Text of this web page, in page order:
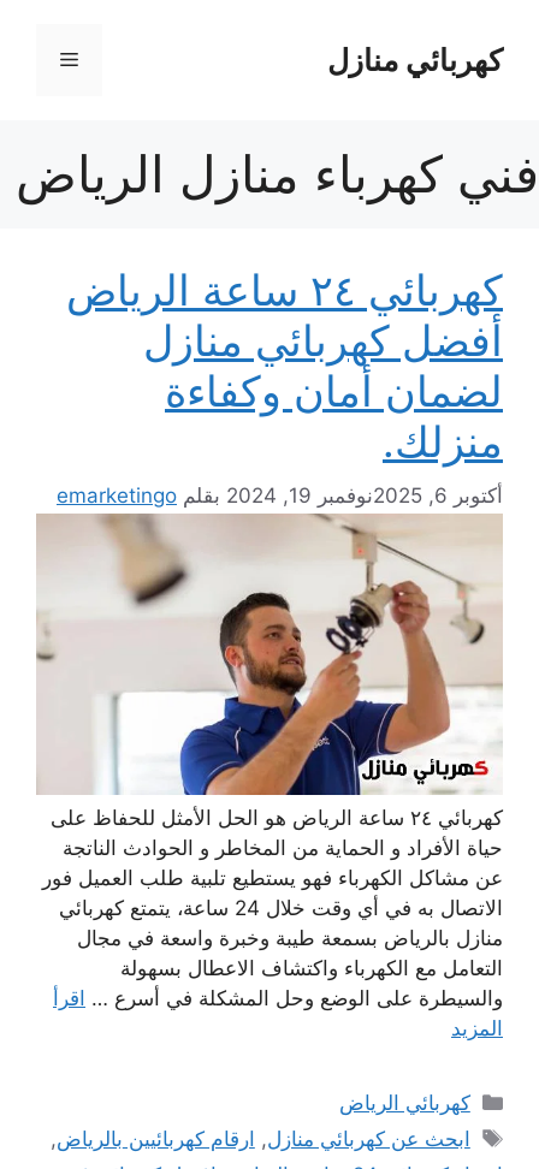
المحتوىكهربائي منازل القائمة
فني كهرباء منازل الرياض
كهربائي ٢٤ ساعة الرياض
أفضل كهربائي منازل
لضمان أمان وكفاءة
منزلك.
أكتوبر 6, 2025 نوفمبر 19, 2024 بقلم emarketingo
كهربائي ٢٤ ساعة الرياض هو الحل الأمثل للحفاظ على
حياة الأفراد و الحماية من المخاطر و الحوادث الناتجة
عن مشاكل الكهرباء فهو يستطيع تلبية طلب العميل فور
الاتصال به في أي وقت خلال 24 ساعة، يتمتع كهربائي
منازل بالرياض بسمعة طيبة وخبرة واسعة في مجال
التعامل مع الكهرباء واكتشاف الاعطال بسهولة
والسيطرة على الوضع وحل المشكلة في أسرع … اقرأ
المزيد
التصنيفات
كهربائي الرياض
الوسوم
ابحث عن كهربائي منازل, ارقام كهربائيين ‫بالرياض‬
,